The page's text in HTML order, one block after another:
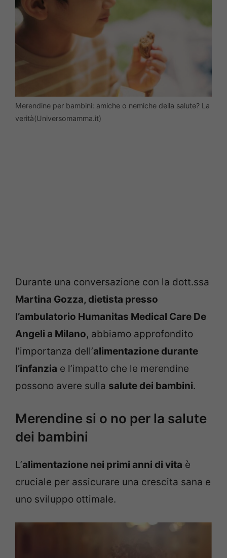
Merendine per bambini: amiche o nemiche della salute? La
verità(Universomamma.it)
Durante una conversazione con la dott.ssa
Martina Gozza, dietista presso
l’ambulatorio Humanitas Medical Care De
Angeli a Milano, abbiamo approfondito
l’importanza dell’alimentazione durante
l’infanzia e l’impatto che le merendine
possono avere sulla salute dei bambini.
Merendine si o no per la salute
dei bambini
L’alimentazione nei primi anni di vita è
cruciale per assicurare una crescita sana e
uno sviluppo ottimale.